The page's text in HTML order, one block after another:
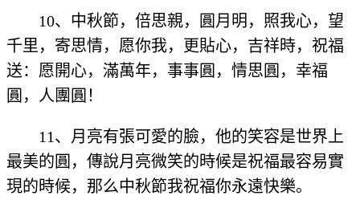
10、中秋節，倍思親，圓月明，照我心，望
千里，寄思情，愿你我，更貼心，吉祥時，祝福
送：愿開心，滿萬年，事事圓，情思圓，幸福
圓，人團圓！
11、月亮有張可愛的臉，他的笑容是世界上
最美的圓，傳說月亮微笑的時候是祝福最容易實
現的時候，那么中秋節我祝福你永遠快樂。